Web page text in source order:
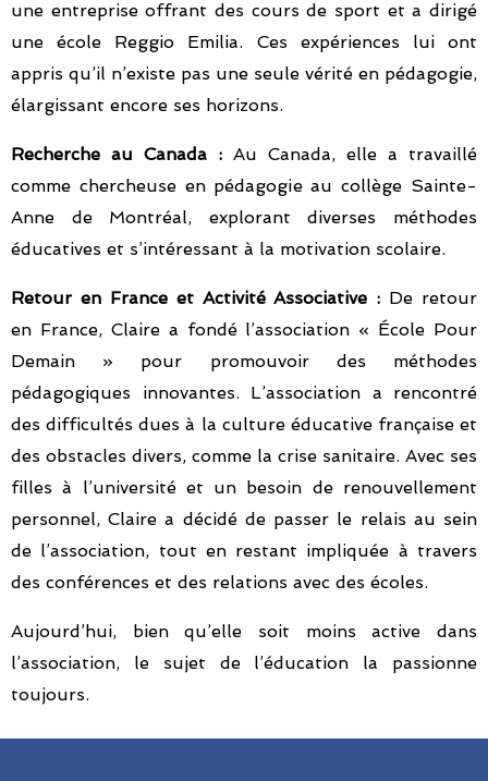
une entreprise offrant des cours de sport et a dirigé
une école Reggio Emilia. Ces expériences lui ont
appris qu’il n’existe pas une seule vérité en pédagogie,
élargissant encore ses horizons.
Recherche au Canada : Au Canada, elle a travaillé
comme chercheuse en pédagogie au collège Sainte-
Anne de Montréal, explorant diverses méthodes
éducatives et s’intéressant à la motivation scolaire.
Retour en France et Activité Associative : De retour
en France, Claire a fondé l’association « École Pour
Demain » pour promouvoir des méthodes
pédagogiques innovantes. L’association a rencontré
des difficultés dues à la culture éducative française et
des obstacles divers, comme la crise sanitaire. Avec ses
filles à l’université et un besoin de renouvellement
personnel, Claire a décidé de passer le relais au sein
de l’association, tout en restant impliquée à travers
des conférences et des relations avec des écoles.
Aujourd’hui, bien qu’elle soit moins active dans
l’association, le sujet de l’éducation la passionne
toujours.